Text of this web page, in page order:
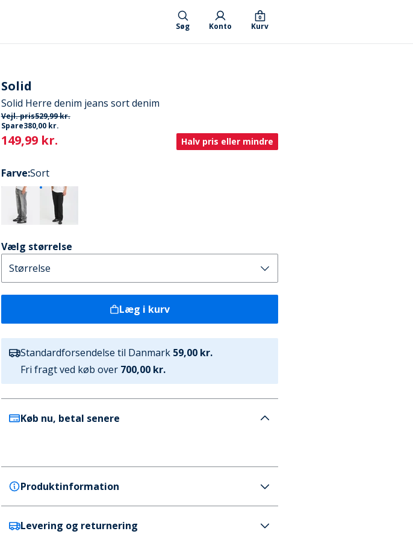
Søg Konto Kurv
0
Solid
Solid Herre denim jeans sort denim
Vejl. pris529,99 kr.
Spare380,00 kr.
Current
149,99 kr. Halv pris eller mindre
Farve:Sort
Vælg størrelse
Læg i kurv
Standardforsendelse til Danmark 59,00 kr.
Fri fragt ved køb over 700,00 kr.
Køb nu, betal senere
Produktinformation
Solid
Levering og returnering